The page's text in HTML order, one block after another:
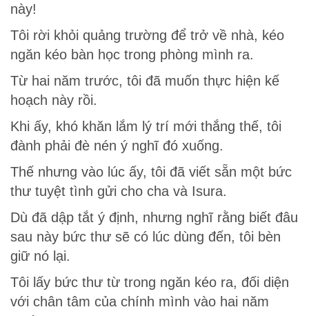
này!
Tôi rời khỏi quảng trường để trở về nhà, kéo
ngăn kéo bàn học trong phòng mình ra.
Từ hai năm trước, tôi đã muốn thực hiện kế
hoạch này rồi.
Khi ấy, khó khăn lắm lý trí mới thắng thế, tôi
đành phải đè nén ý nghĩ đó xuống.
Thế nhưng vào lúc ấy, tôi đã viết sẵn một bức
thư tuyệt tình gửi cho cha và Isura.
Dù đã dập tắt ý định, nhưng nghĩ rằng biết đâu
sau này bức thư sẽ có lúc dùng đến, tôi bèn
giữ nó lại.
Tôi lấy bức thư từ trong ngăn kéo ra, đối diện
với chân tâm của chính mình vào hai năm